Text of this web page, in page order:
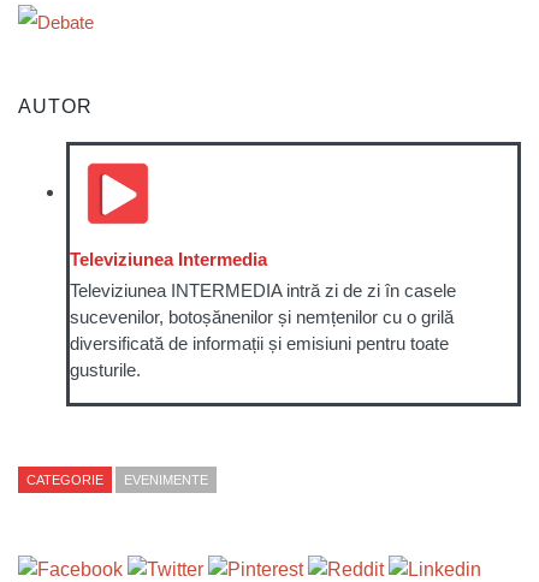
AUTOR
Televiziunea Intermedia
Televiziunea INTERMEDIA intră zi de zi în casele
sucevenilor, botoșănenilor și nemțenilor cu o grilă
diversificată de informații și emisiuni pentru toate
gusturile.
CATEGORIE EVENIMENTE